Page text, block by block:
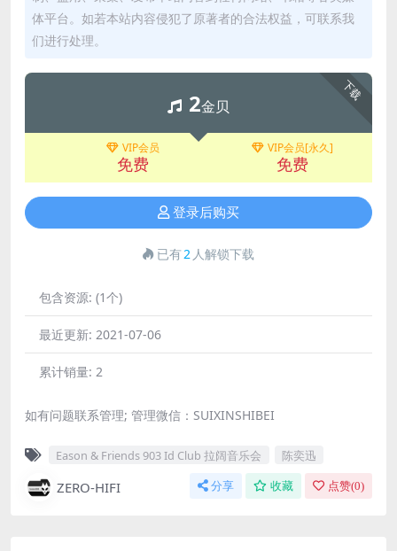
体平台。如若本站内容侵犯了原著者的合法权益，可联系我
们进行处理。
下载
2金贝
VIP会员
免费
VIP会员[永久]
免费
登录后购买
已有2 人解锁下载
包含资源: (1个)
最近更新: 2021-07-06
累计销量: 2
如有问题联系管理; 管理微信：SUIXINSHIBEI
Eason & Friends 903 Id Club 拉阔音乐会 陈奕迅
ZERO-HIFI 分享 收藏 点赞(0)